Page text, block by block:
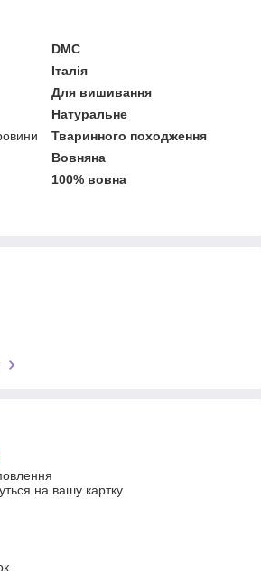
DMC
Італія
Для вишивання
Натуральне
Тваринного походження
Вовняна
100% вовна
на вашу картку